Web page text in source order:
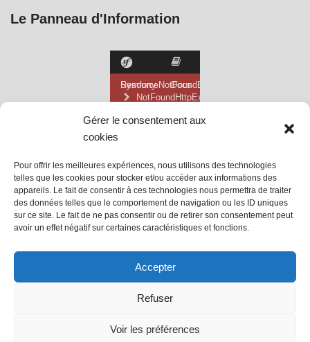
Gérer le consentement aux
cookies
Pour offrir les meilleures expériences, nous utilisons des technologies
telles que les cookies pour stocker et/ou accéder aux informations des
appareils. Le fait de consentir à ces technologies nous permettra de traiter
des données telles que le comportement de navigation ou les ID uniques
sur ce site. Le fait de ne pas consentir ou de retirer son consentement peut
avoir un effet négatif sur certaines caractéristiques et fonctions.
Accepter
Refuser
Voir les préférences
Le Panneau d'Information
@ Mairie de Grainville la Teinturière
Site propulsé par Tambour de Ville
@Grainville-la-teinturierementions légales